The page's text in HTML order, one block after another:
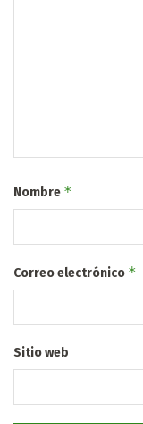
Nombre *
Correo electrónico *
Sitio web